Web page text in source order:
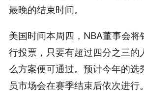
最晚的结束时间。
美国时间本周四，NBA董事会将
行投票，只要有超过四分之三的
么方案便可通过。预计今年的选
员市场会在赛季结束后依次进行。